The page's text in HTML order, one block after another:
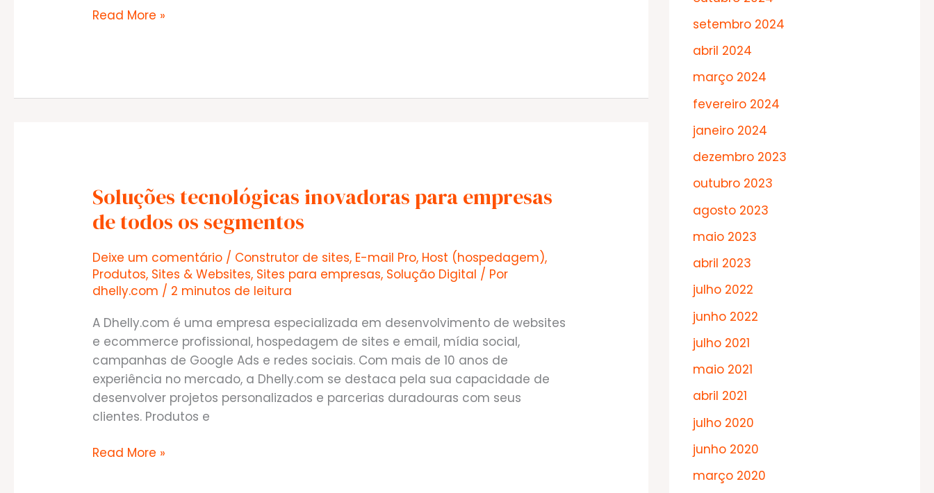
Mecanismos
Read More »
Soluções tecnológicas inovadoras para empresas
de todos os segmentos
Deixe um comentário / Construtor de sites, E-mail Pro, Host (hospedagem),
Produtos, Sites & Websites, Sites para empresas, Solução Digital / Por
dhelly.com / 2 minutos de leitura
A Dhelly.com é uma empresa especializada em desenvolvimento de websites
e ecommerce profissional, hospedagem de sites e email, mídia social,
campanhas de Google Ads e redes sociais. Com mais de 10 anos de
experiência no mercado, a Dhelly.com se destaca pela sua capacidade de
desenvolver projetos personalizados e parcerias duradouras com seus
clientes. Produtos e
Soluções
Read More »
setembro 2024
abril 2024
março 2024
fevereiro 2024
janeiro 2024
dezembro 2023
outubro 2023
agosto 2023
maio 2023
abril 2023
julho 2022
junho 2022
julho 2021
maio 2021
abril 2021
julho 2020
junho 2020
março 2020